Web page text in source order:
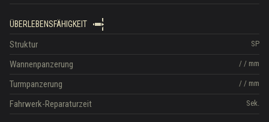
ÜBERLEBENSFÄHIGKEIT
SP
Struktur
/ / mm
Wannenpanzerung
/ / mm
Turmpanzerung
Sek.
Fahrwerk-Reparaturzeit